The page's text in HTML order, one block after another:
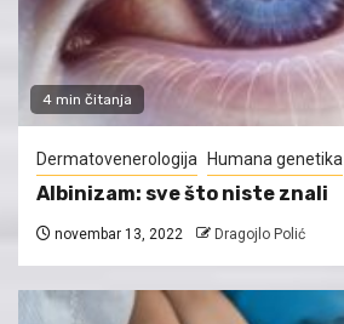
4 min čitanja
Dermatovenerologija Humana genetika
Albinizam: sve što niste znali
novembar 13, 2022 Dragojlo Polić